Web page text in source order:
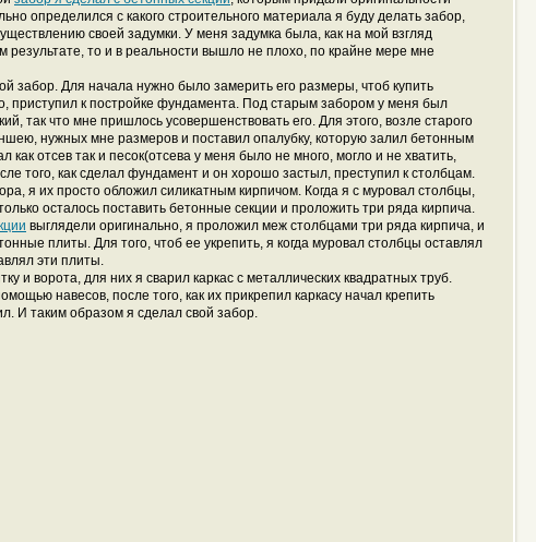
определился с какого строительного материала я буду делать забор,
своей задумки. У меня задумка была, как на мой взгляд
результате, то и в реальности вышло не плохо, по крайне мере мне
забор. Для начала нужно было замерить его размеры, чтоб купить
приступил к постройке фундамента. Под старым забором у меня был
так что мне пришлось усовершенствовать его. Для этого, возле старого
нужных мне размеров и поставил опалубку, которую залил бетонным
как отсев так и песок(отсева у меня было не много, могло и не хватить,
того, как сделал фундамент и он хорошо застыл, преступил к столбцам.
я их просто обложил силикатным кирпичом. Когда я с муровал столбцы,
осталось поставить бетонные секции и проложить три ряда кирпича.
выглядели оригинально, я проложил меж столбцами три ряда кирпича, и
плиты. Для того, чтоб ее укрепить, я когда муровал столбцы оставлял
эти плиты.
и ворота, для них я сварил каркас с металлических квадратных труб.
навесов, после того, как их прикрепил каркасу начал крепить
И таким образом я сделал свой забор.